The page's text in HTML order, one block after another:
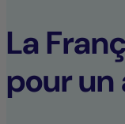
La
pour